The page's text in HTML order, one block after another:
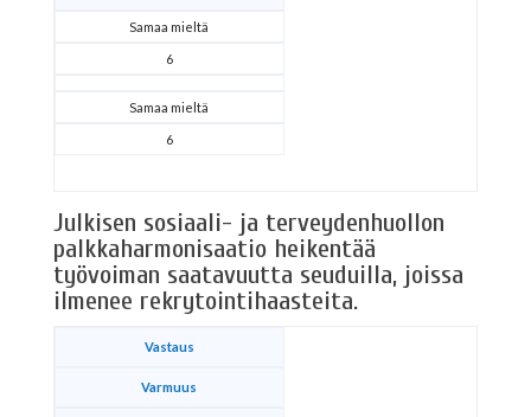
Samaa mieltä
6
Samaa mieltä
6
Julkisen sosiaali- ja terveydenhuollon
palkkaharmonisaatio heikentää
työvoiman saatavuutta seuduilla, joissa
ilmenee rekrytointihaasteita.
Vastaus
Varmuus